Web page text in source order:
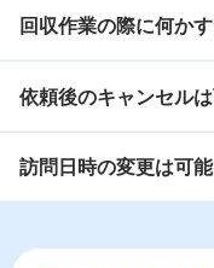
回収作業の際に何か
依頼後のキャンセル
訪問日時の変更は可